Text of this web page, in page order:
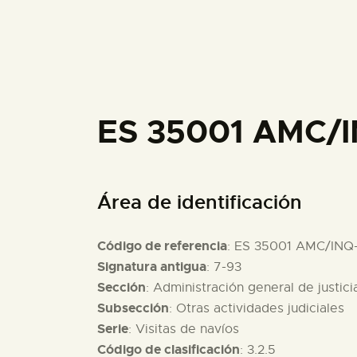
ES 35001 AMC/
Área de identificación
Código de referencia: ES 35001 AMC/
Signatura antigua: 7-93
Sección: Administración general de
Subsección: Otras actividades judiciales
Serie: Visitas de navíos
Código de clasificación: 3.2.5